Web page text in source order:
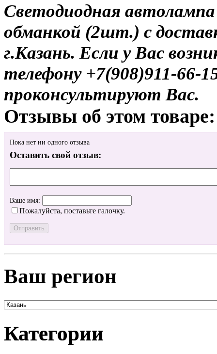
Светодиодная
обманкой (2шт.) с
г.Казань. Если у Вас
телефону +7(908)911-
проконсультируют Вас.
Отзывы об этом товаре:
Пока нет ни одного отзыва
Оставить свой отзыв:
Ваше имя:
Пожалуйста, поставьте галочку.
Ваш регион
Категории